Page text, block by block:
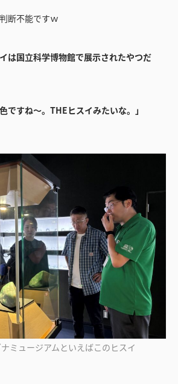
断不能ですｗ
は国立科学博物館で展示されたやつだ
ですね～。THEヒスイみたいな。」
ミュージアムといえばこのヒスイ